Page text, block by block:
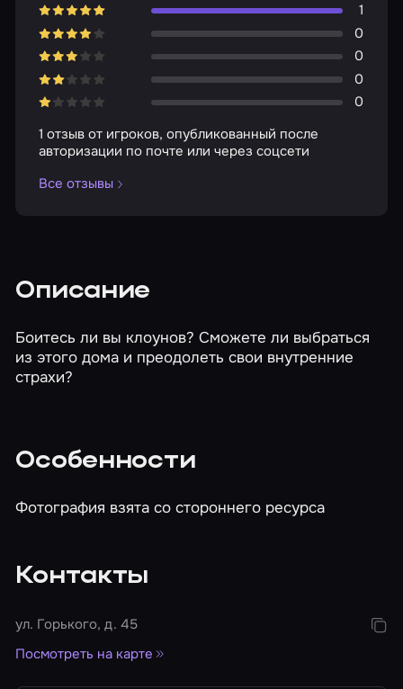
1
0
0
0
0
1 отзыв от игроков, опубликованный после
авторизации по почте или через соцсети
Все отзывы
Описание
Боитесь ли вы клоунов? Сможете ли выбраться
из этого дома и преодолеть свои внутренние
страхи?
Особенности
Фотография взята со стороннего ресурса
Контакты
ул. Горького, д. 45
Посмотреть на карте